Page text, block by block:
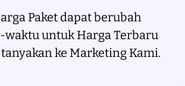
Paket dapat berubah
waktu untuk Harga Terbaru
ke Marketing Kami.